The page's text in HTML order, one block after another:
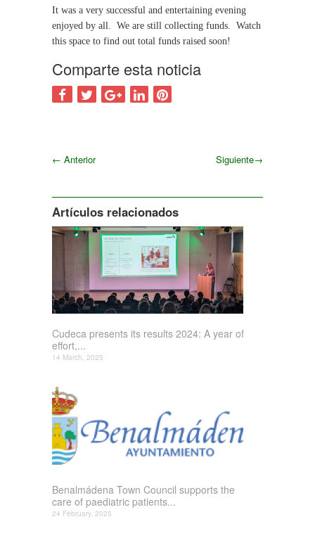
It was a very successful and entertaining evening
enjoyed by all. We are still collecting funds. Watch
this space to find out total funds raised soon!
Comparte esta noticia
← Anterior Siguiente→
Artículos relacionados
Cudeca presents its results 2024: A year of
effort,...
14 March, 2025
Benalmádena Town Council supports the
care of paediatric patients...
24 February, 2025